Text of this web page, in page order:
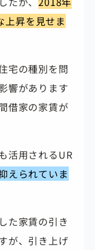
昇を見せま
宅の種別を問
響があります
借家の家賃が
活用されるUR
えられていま
た家賃の引き
が、引き上げ